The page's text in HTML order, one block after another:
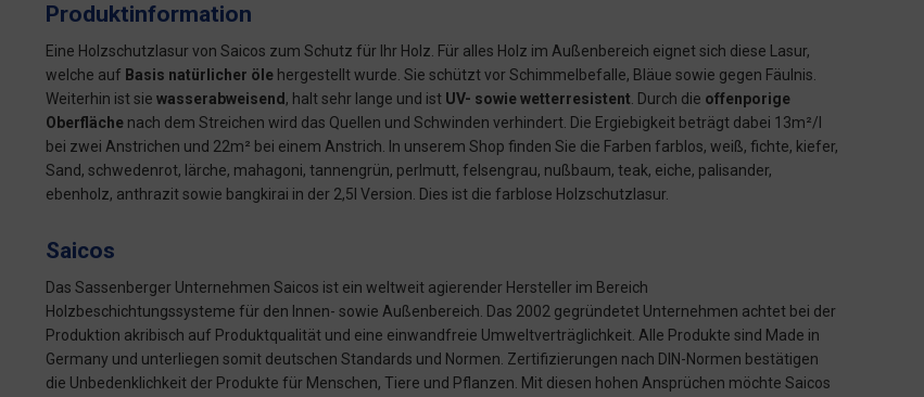
Produktinformation
Eine Holzschutzlasur von Saicos zum Schutz für Ihr Holz. Für alles Holz im Außenbereich eignet sich diese Lasur,
welche auf Basis natürlicher öle hergestellt wurde. Sie schützt vor Schimmelbefalle, Bläue sowie gegen Fäulnis.
Weiterhin ist sie wasserabweisend , halt sehr lange und ist UV- sowie wetterresistent . Durch die offenporige
Oberfläche nach dem Streichen wird das Quellen und Schwinden verhindert. Die Ergiebigkeit beträgt dabei 13m²/l
bei zwei Anstrichen und 22m² bei einem Anstrich. In unserem Shop finden Sie die Farben farblos, weiß, fichte, kiefer,
Sand, schwedenrot, lärche, mahagoni, tannengrün, perlmutt, felsengrau, nußbaum, teak, eiche, palisander,
ebenholz, anthrazit sowie bangkirai in der 2,5l Version. Dies ist die farblose Holzschutzlasur.
Saicos
Das Sassenberger Unternehmen Saicos ist ein weltweit agierender Hersteller im Bereich
Holzbeschichtungssysteme für den Innen- sowie Außenbereich. Das 2002 gegründetet Unternehmen achtet bei der
Produktion akribisch auf Produktqualität und eine einwandfreie Umweltverträglichkeit. Alle Produkte sind Made in
Germany und unterliegen somit deutschen Standards und Normen. Zertifizierungen nach DIN-Normen bestätigen
die Unbedenklichkeit der Produkte für Menschen, Tiere und Pflanzen. Mit diesen hohen Ansprüchen möchte Saicos